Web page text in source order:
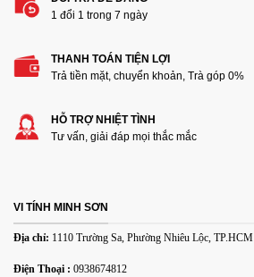
Thêm ảnh đánh giá
Các định dạng ảnh được chấp nhận: jpg,png.
Email*
1 đổi 1 trong 7 ngày
THANH TOÁN TIỆN LỢI
Trả tiền mặt, chuyển khoản, Trà góp 0%
HỖ TRỢ NHIỆT TÌNH
Tư vấn, giải đáp mọi thắc mắc
VI TÍNH MINH SƠN
Địa chỉ: 1110 Trường Sa, Phường Nhiêu Lộc, TP.HCM
Điện Thoại : 0938674812